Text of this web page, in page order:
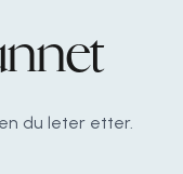
du leter etter.